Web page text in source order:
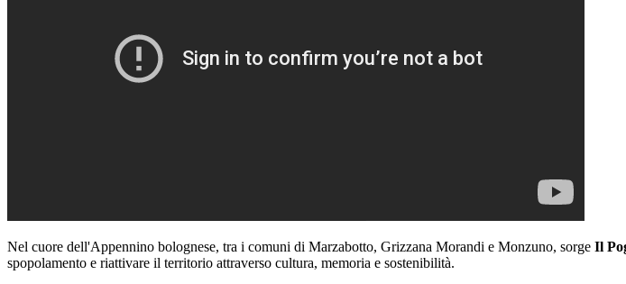
Nel cuore dell'Appennino bolognese, tra i comuni di Marzabotto, Grizzana Morandi e Monzuno, sorge Il
spopolamento e riattivare il territorio attraverso cultura, memoria e sostenibilità.